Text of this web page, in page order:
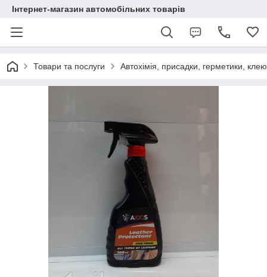
Інтернет-магазин автомобільних товарів
Товари та послуги Автохімія, присадки, герметики,